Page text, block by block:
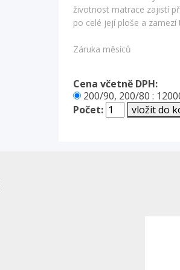
životnost matrace zajistí
po celé její ploše a
Záruka měsíců
Cena včetně DPH:
200/90, 200/80 :
Počet: